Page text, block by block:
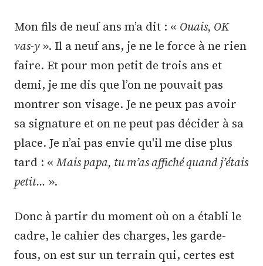
Mon fils de neuf ans m’a dit : « Ouais, OK
vas-y». Il a neuf ans, je ne le force à ne rien
faire. Et pour mon petit de trois ans et
demi, je me dis que l’on ne pouvait pas
montrer son visage. Je ne peux pas avoir
sa signature et on ne peut pas décider à sa
place. Je n’ai pas envie qu'il me dise plus
tard : « Mais papa, tu m’as affiché quand j’étais
petit… ».
Donc à partir du moment où on a établi le
cadre, le cahier des charges, les garde-
fous, on est sur un terrain qui, certes est